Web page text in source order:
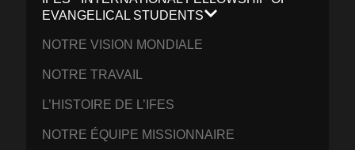
EVANGELICAL STUDENTS
NOTRE VISION MONDIALE
NOTRE TRAVAIL
L’HISTOIRE DE L’IFES
NOTRE ÉQUIPE MISSIONNAIRE